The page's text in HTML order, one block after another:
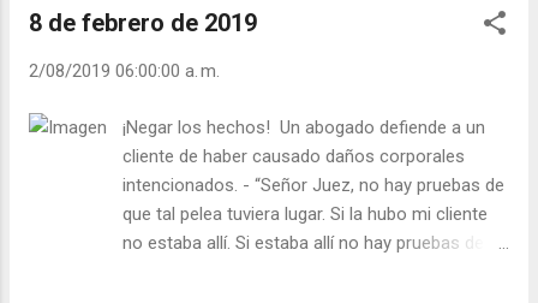
que se ayudan? - ¿Sabes dar a Dios lo que
Julián Escobar. | Lecturas del Día (+ Leer ). |
día (+ Leer ) | Laudes (+ Leer ) | Vísperas (+
8 de febrero de 2019
2/08/2019 06:00:00 a. m.
¡Negar los hechos! Un abogado defiende a un
cliente de haber causado daños corporales
intencionados. - “Señor Juez, no hay pruebas de
que tal pelea tuviera lugar. Si la hubo mi cliente
no estaba allí. Si estaba allí no hay pruebas de